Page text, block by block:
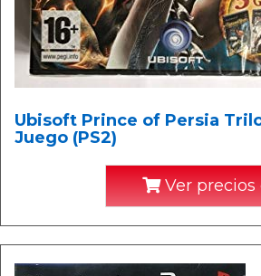
Ubisoft Prince of Persia
Juego (PS2)
Ver precios